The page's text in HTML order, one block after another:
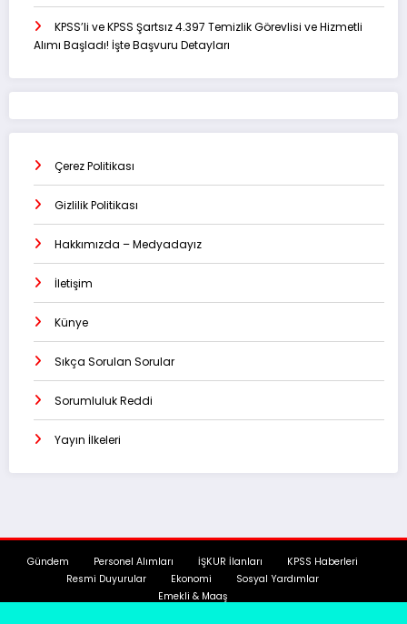
KPSS’li ve KPSS Şartsız 4.397 Temizlik Görevlisi ve Hizmetli
Alımı Başladı! İşte Başvuru Detayları
Çerez Politikası
Gizlilik Politikası
Hakkımızda – Medyadayız
İletişim
Künye
Sıkça Sorulan Sorular
Sorumluluk Reddi
Yayın İlkeleri
Gündem Personel Alımları İŞKUR İlanları
KPSS Haberleri
Resmi Duyurular
Ekonomi
Sosyal Yardımlar
Emekli & Maaş